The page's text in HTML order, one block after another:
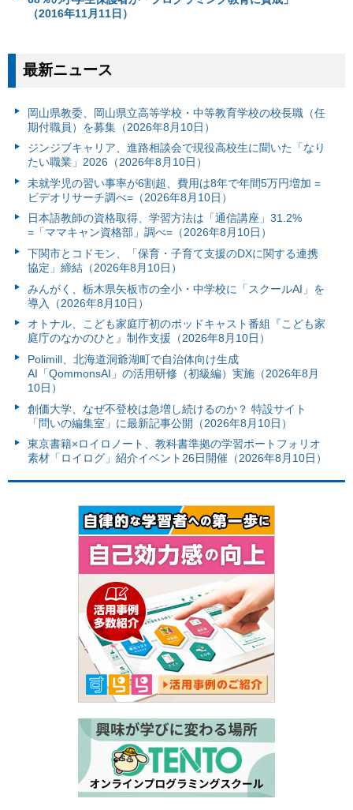
（2016年11月11日）
最新ニュース
岡山県教委、岡山県立高等学校・中等教育学校の校長職（任
期付職員）を募集（2026年8月10日）
ジンジブキャリア、進路相談会で現役高校生に聞いた「なり
たい職業」2026（2026年8月10日）
未就学児の習い事率が6割超、費用は8年で年間5万円増加 =
ビデオリサーチ調べ=（2026年8月10日）
日本語教師の資格取得、学習方法は「通信講座」31.2%
=「ママキャン資格部」調べ=（2026年8月10日）
下関市とコドモン、「保育・子育て支援のDXに関する連携
協定」締結（2026年8月10日）
みんがく、栃木県矢板市の全小・中学校に「スクールAI」を
導入（2026年8月10日）
オトナル、こども家庭庁初のポッドキャスト番組『こども家
庭庁のなかのひと』制作支援（2026年8月10日）
Polimill、北海道洞爺湖町で自治体向け生成
AI「QommonsAI」の活用研修（初級編）実施（2026年8月
10日）
創価大学、なぜ不登校は急増し続けるのか？ 特設サイト
「問いの編集室」に最新記事公開（2026年8月10日）
東京書籍×ロイロノート、教科書準拠の学習ポートフォリオ
素材「ロイログ」紹介イベント26日開催（2026年8月10日）